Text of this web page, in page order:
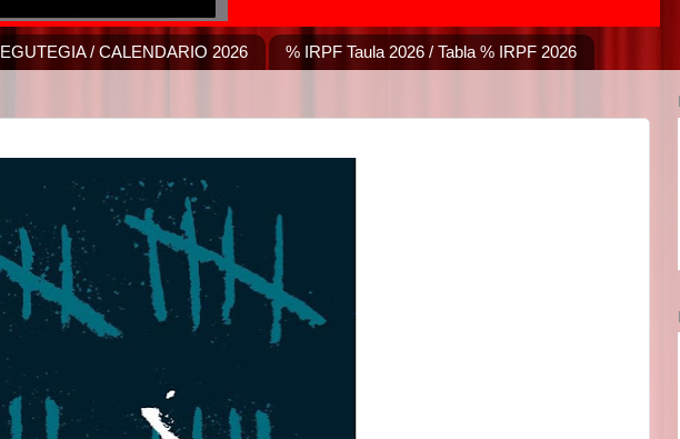
EGUTEGIA / CALENDARIO 2026 % IRPF Taula 2026 / Tabla % IRPF 2026